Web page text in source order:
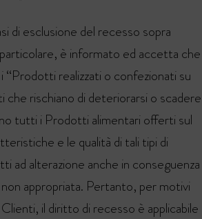
di esclusione del recesso sopra
è informato ed accetta che
realizzati o confezionati su
che rischiano di deteriorarsi o scadere
tutti i Prodotti alimentari offerti sul
e le qualità di tali tipi di
ad alterazione anche in conseguenza
appropriata. Pertanto, per motivi
il diritto di recesso è applicabile